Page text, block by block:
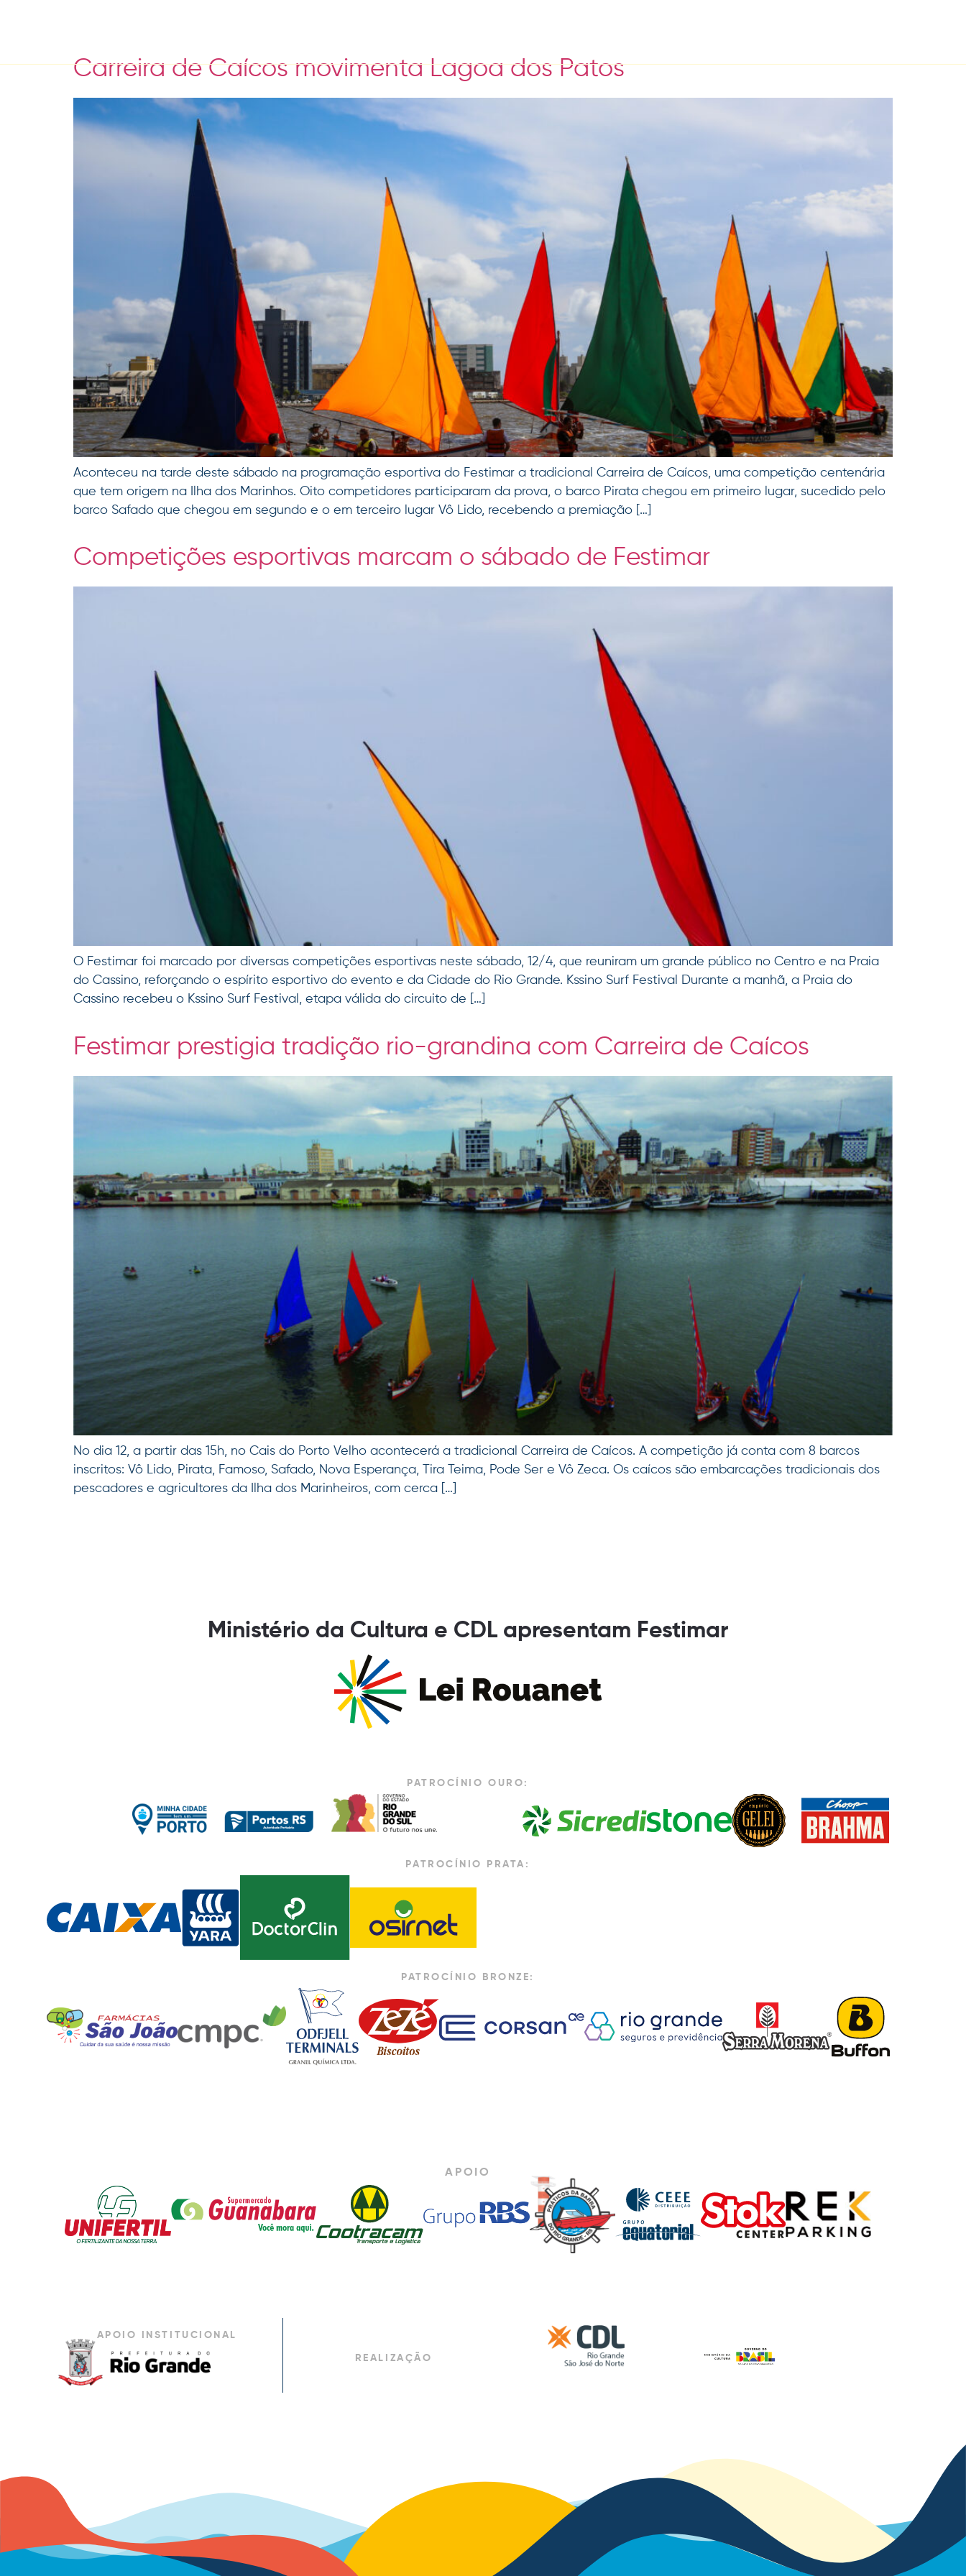
Carreira de Caícos movimenta Lagoa dos Patos
Aconteceu na tarde deste sábado na programação esportiva do Festimar a tradicional Carreira de Caícos, uma competição centenária
que tem origem na Ilha dos Marinhos. Oito competidores participaram da prova, o barco Pirata chegou em primeiro lugar, sucedido pelo
barco Safado que chegou em segundo e o em terceiro lugar Vô Lido, recebendo a premiação […]
Competições esportivas marcam o sábado de Festimar
O Festimar foi marcado por diversas competições esportivas neste sábado, 12/4, que reuniram um grande público no Centro e na Praia
do Cassino, reforçando o espírito esportivo do evento e da Cidade do Rio Grande. Kssino Surf Festival Durante a manhã, a Praia do
Cassino recebeu o Kssino Surf Festival, etapa válida do circuito de […]
Festimar prestigia tradição rio-grandina com Carreira de Caícos
No dia 12, a partir das 15h, no Cais do Porto Velho acontecerá a tradicional Carreira de Caícos. A competição já conta com 8 barcos
inscritos: Vô Lido, Pirata, Famoso, Safado, Nova Esperança, Tira Teima, Pode Ser e Vô Zeca. Os caícos são embarcações tradicionais dos
pescadores e agricultores da Ilha dos Marinheiros, com cerca […]
Ministério da Cultura e CDL apresentam Festimar
PATROCÍNIO OURO:
PATROCÍNIO PRATA:
PATROCÍNIO BRONZE:
APOIO
APOIO INSTITUCIONAL
REALIZAÇÃO